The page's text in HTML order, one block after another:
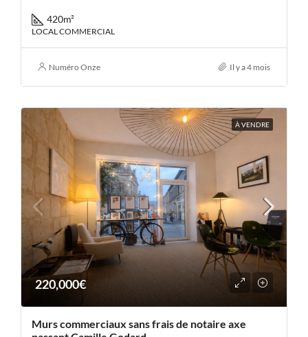
420m²
LOCAL COMMERCIAL
Numéro Onze Il y a 4 mois
À VENDRE
220,000€
Murs commerciaux sans frais de notaire axe